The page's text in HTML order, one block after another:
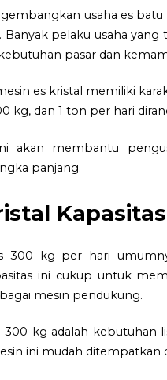
usaha es
pelaku usaha
pasar dan
es kristal memiliki
kg, dan 1 ton per hari
akan membantu
panjang.
300 kg per hari
ini cukup untuk
mesin pendukung.
kg adalah kebutuhan
ini mudah ditempatkan